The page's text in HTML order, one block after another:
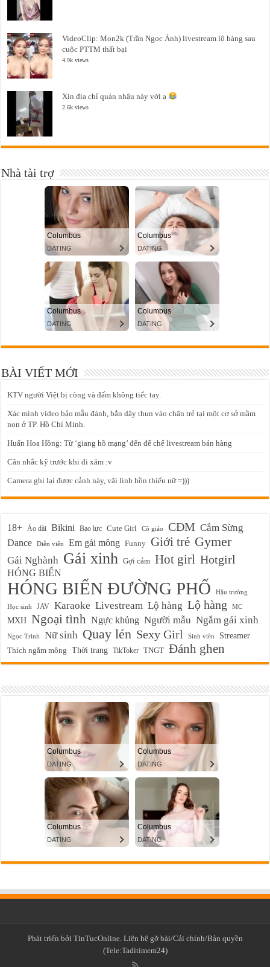
VideoClip: Mon2k (Trần Ngọc Ánh) livestream lộ hàng sau
cuộc PTTM thất bại
4.9k views
Xin địa chỉ quán nhậu này với ạ
2.6k views
Nhà tài trợ
BÀI VIẾT MỚI
KTV người Việt bị còng và đấm không tiếc tay.
Xác minh video bảo mẫu đánh, bắn dây thun vào chân trẻ tại một cơ sở mầm
non ở TP. Hồ Chí Minh.
Huấn Hoa Hồng: Từ ‘giang hồ mạng’ đến đế chế livestream bán hàng
Cân nhắc kỹ trước khi đi xăm :v
Camera ghi lại được cảnh này, vãi linh hồn thiếu nữ =)))
18+ Áo dài Bikini Bạo lực Cute Girl Cô giáo CĐM Cắm Sừng
Dance Diễn viên Em gái mông Funny Giới trẻ Gymer
Gái Nghành Gái xinh Gợi cảm Hot girl Hotgirl
HÓNG BIẾN
HÓNG BIẾN ĐƯỜNG PHỐ
Hậu trường
Học sinh
JAV Karaoke Livestream Lộ hàng Lộ hàng MC
MXH Ngoại tình Ngực khủng Người mẫu Ngắm gái xinh
Ngọc Trinh Nữ sinh Quay lén Sexy Girl Sinh viên Streamer
Thích ngắm mông Thời trang TikToker TNGT Đánh ghen
Phát triển bởi TinTucOnline. Liên hệ gỡ bài/Cải chính/Bản quyền
(Tele:Taditimem24)